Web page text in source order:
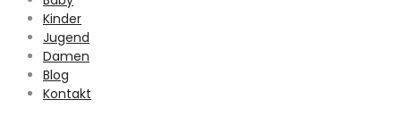
Kinder
Jugend
Damen
Blog
Kontakt